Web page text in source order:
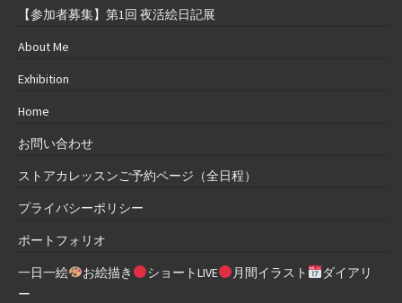
【参加者募集】第1回 夜活絵日記展
About Me
Exhibition
Home
お問い合わせ
ストアカレッスンご予約ページ（全日程）
プライバシーポリシー
ポートフォリオ
一日一絵
お絵描き ショートLIVE 月間イラスト
ダイアリ
ー